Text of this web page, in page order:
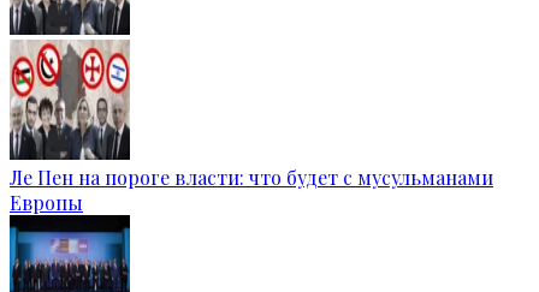
Ле Пен на пороге власти: что будет с мусульманами
Европы